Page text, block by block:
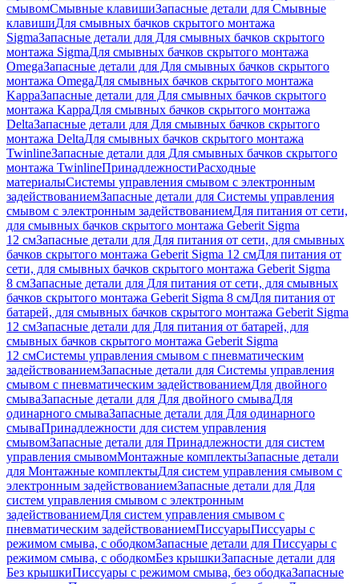
смывомСмывные клавишиЗапасные детали для Смывные
клавишиДля смывных бачков скрытого монтажа
SigmaЗапасные детали для Для смывных бачков скрытого
монтажа SigmaДля смывных бачков скрытого монтажа
OmegaЗапасные детали для Для смывных бачков скрытого
монтажа OmegaДля смывных бачков скрытого монтажа
KappaЗапасные детали для Для смывных бачков скрытого
монтажа KappaДля смывных бачков скрытого монтажа
DeltaЗапасные детали для Для смывных бачков скрытого
монтажа DeltaДля смывных бачков скрытого монтажа
TwinlineЗапасные детали для Для смывных бачков скрытого
монтажа TwinlineПринадлежностиРасходные
материалыСистемы управления смывом с электронным
задействованиемЗапасные детали для Системы управления
смывом с электронным задействованиемДля питания от сети,
для смывных бачков скрытого монтажа Geberit Sigma
12 смЗапасные детали для Для питания от сети, для смывных
бачков скрытого монтажа Geberit Sigma 12 смДля питания от
сети, для смывных бачков скрытого монтажа Geberit Sigma
8 смЗапасные детали для Для питания от сети, для смывных
бачков скрытого монтажа Geberit Sigma 8 смДля питания от
батарей, для смывных бачков скрытого монтажа Geberit Sigma
12 смЗапасные детали для Для питания от батарей, для
смывных бачков скрытого монтажа Geberit Sigma
12 смСистемы управления смывом с пневматическим
задействованиемЗапасные детали для Системы управления
смывом с пневматическим задействованиемДля двойного
смываЗапасные детали для Для двойного смываДля
одинарного смываЗапасные детали для Для одинарного
смываПринадлежности для систем управления
смывомЗапасные детали для Принадлежности для систем
управления смывомМонтажные комплектыЗапасные детали
для Монтажные комплектыДля систем управления смывом с
электронным задействованиемЗапасные детали для Для
систем управления смывом с электронным
задействованиемДля систем управления смывом с
пневматическим задействованиемПиссуарыПиссуары с
режимом смыва, с ободкомЗапасные детали для Писсуары с
режимом смыва, с ободкомБез крышкиЗапасные детали для
Без крышкиПиссуары с режимом смыва, без ободкаЗапасные